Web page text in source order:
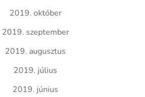
2019. október
2019. szeptember
2019. augusztus
2019. július
2019. június